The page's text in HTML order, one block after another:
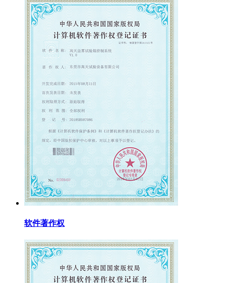
软件著作权